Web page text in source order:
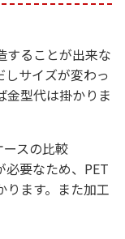
ることが出来な
しサイズが変わっ
金型代は掛かりま
スの比較
必要なため、PET
ります。また加工